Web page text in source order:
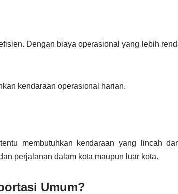
Dengan biaya operasional yang lebih
kendaraan operasional harian.
membutuhkan kendaraan yang lincah
perjalanan dalam kota maupun luar kota.
Umum?